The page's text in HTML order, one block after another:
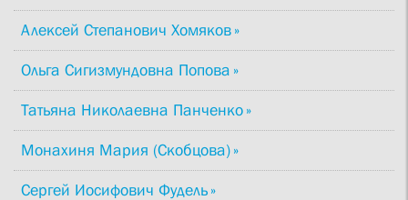
Алексей Степанович Хомяков
Ольга Сигизмундовна Попова
Татьяна Николаевна Панченко
Монахиня Мария (Скобцова)
Сергей Иосифович Фудель